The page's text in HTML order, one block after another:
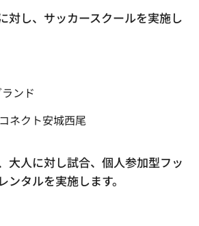
対し、サッカースクールを実施し
ンド
ネクト安城西尾
大人に対し試合、個人参加型フッ
ンタルを実施します。